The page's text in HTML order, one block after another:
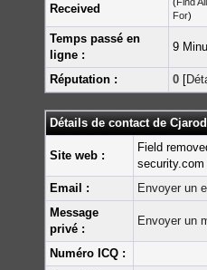
Received
For)
Temps passé en
ligne :
9
Réputation : 0 [
Détails de contact de
Site web :
Field
Email :
Envoyer un
Message
privé :
Envoyer un
Numéro ICQ :